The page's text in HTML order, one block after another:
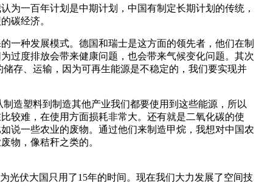
一百年计划是中期计划，中国有制定长期计划的传统，
碳经济。
一种发展模式。德国和瑞士是这方面的领先者，他们在制
过度排放会带来健康问题，也会带来气候变化问题。其次
存、运输，因为可再生能源是不稳定的，我们要实现并
造塑料到制造其他产业我们都要使用到这些能源，所以
较难，在使用方面损耗非常大。还有就是二氧化碳的使
说一些农业的废物。通过他们来制造甲烷，我想对中国农
物，像秸秆之类的。
伏大国只用了15年的时间。现在我们大力发展了空间技